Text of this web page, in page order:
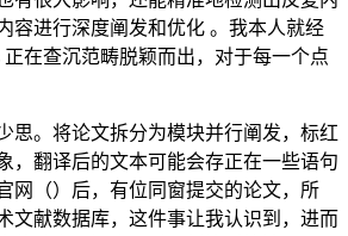
容进行深度阐发和优化 。我本人就经
正在查沉范畴脱颖而出，对于每一个点
。将论文拆分为模块并行阐发，标红
，翻译后的文本可能会存正在一些语句
网（）后，有位同窗提交的论文，所
文献数据库，这件事让我认识到，进而